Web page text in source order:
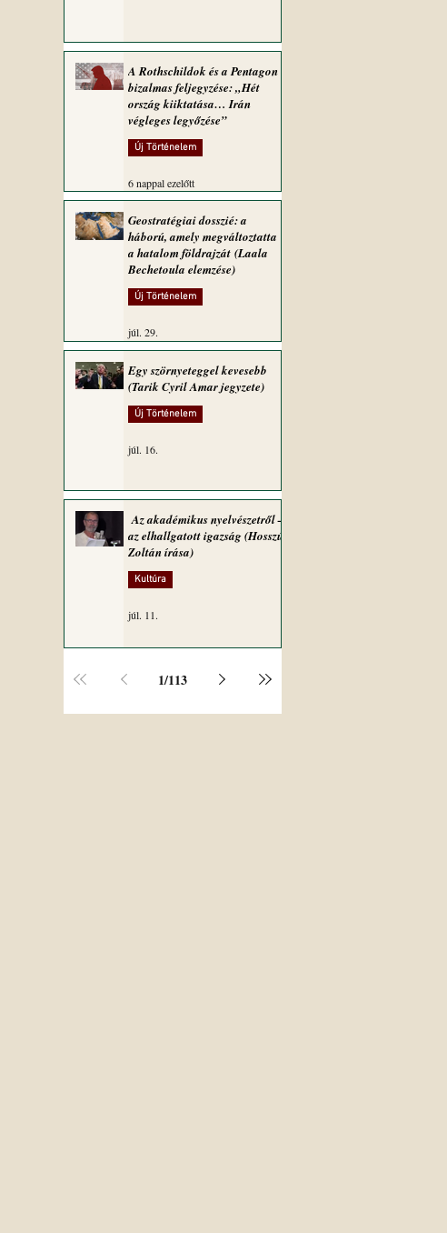
A Rothschildok és a Pentagon
bizalmas feljegyzése: „Hét
ország kiiktatása… Irán
végleges legyőzése”
Új Történelem
6 nappal ezelőtt
Geostratégiai dosszié: a
háború, amely megváltoztatta
a hatalom földrajzát (Laala
Bechetoula elemzése)
Új Történelem
júl. 29.
Egy szörnyeteggel kevesebb
(Tarik Cyril Amar jegyzete)
Új Történelem
júl. 16.
Az akadémikus nyelvészetről –
az elhallgatott igazság (Hosszú
Zoltán írása)
Kultúra
júl. 11.
1/113